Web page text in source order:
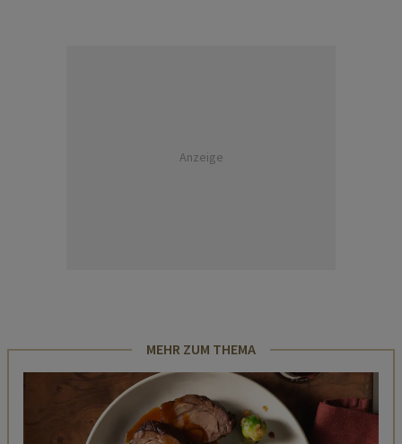
Anzeige
MEHR ZUM THEMA